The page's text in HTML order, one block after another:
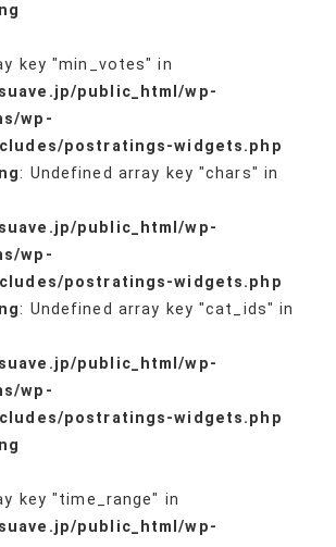
key "min_votes" in
public_html/wp-
wp-
postratings-widgets.php
: Undefined array key "chars" in
public_html/wp-
wp-
postratings-widgets.php
: Undefined array key "cat_ids" in
public_html/wp-
wp-
postratings-widgets.php
key "time_range" in
public_html/wp-